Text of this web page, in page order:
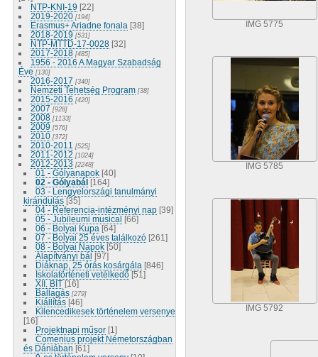
NTP-KNI-19 [22]
2019-2020 [194]
Erasmus+ Ariadne fonala [38]
2018-2019 [531]
NTP-MTTD-17-0028 [32]
2017-2018 [485]
1956 - 2016 A Magyar Szabadság
Éve [130]
2016-2017 [340]
Nemzeti Tehetség Program [38]
2015-2016 [420]
2007 [928]
2008 [1133]
2009 [576]
2010 [372]
2010-2011 [525]
2011-2012 [1024]
2012-2013 [2248]
01 - Gólyanapok [40]
02 - Gólyabál [164]
03 - Lengyelországi tanulmányi
kirándulás [35]
04 - Referencia-intézményi nap [39]
05 - Jubileumi musical [66]
06 - Bolyai Kupa [64]
07 - Bolyai 25 éves találkozó [261]
08 - Bolyai Napok [50]
Alapítványi bál [97]
Diáknap, 25 órás kosárgála [846]
Iskolatörténeti vetélkedő [51]
XII. BIT [16]
Ballagás [279]
Kiállítás [46]
Kilencedikesek történelem versenye
[16]
Projektnapi műsor [1]
Comenius projekt Németországban
és Dániában [61]
IMG 5775
IMG 5785
IMG 5792